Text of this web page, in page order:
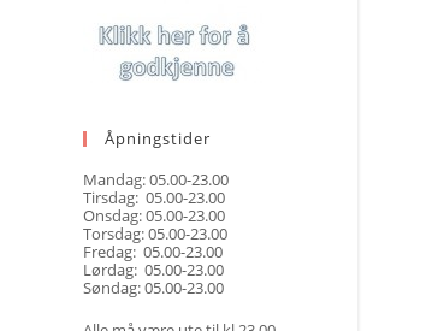
Åpningstider
Mandag: 05.00-23.00
Tirsdag: 05.00-23.00
Onsdag: 05.00-23.00
Torsdag: 05.00-23.00
Fredag: 05.00-23.00
Lørdag: 05.00-23.00
Søndag: 05.00-23.00